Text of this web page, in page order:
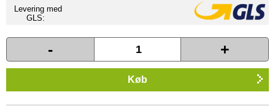
Levering med
GLS:
- +
Køb